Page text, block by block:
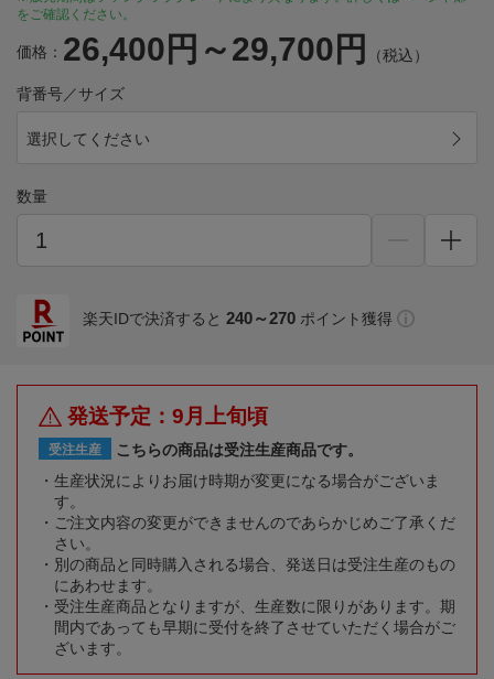
をご確認ください。
価格： 26,400円～29,700円 （税込）
背番号／サイズ
選択してください
数量
楽天IDで決済すると 240～270 ポイント獲得
発送予定：9月上旬頃
受注生産
こちらの商品は受注生産商品です。
生産状況によりお届け時期が変更になる場合がございま
す。
ご注文内容の変更ができませんのであらかじめご了承くだ
さい。
別の商品と同時購入される場合、発送日は受注生産のもの
にあわせます。
受注生産商品となりますが、生産数に限りがあります。期
間内であっても早期に受付を終了させていただく場合がご
ざいます。